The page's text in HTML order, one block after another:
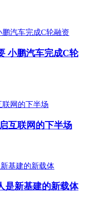
小鹏汽车完成C轮
互联网的下半场
是新基建的新载体